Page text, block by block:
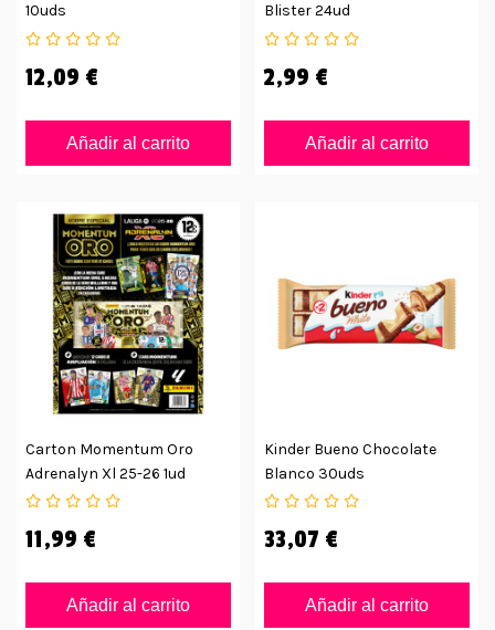
10uds
12,09 €
Añadir al carrito
Blister 24ud
2,99 €
Añadir al carrito
Carton Momentum Oro
Adrenalyn Xl 25-26 1ud
11,99 €
Añadir al carrito
Kinder Bueno Chocolate
Blanco 30uds
33,07 €
Añadir al carrito